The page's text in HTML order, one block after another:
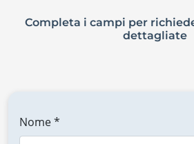
Completa i campi per
dettagliate
Nome *